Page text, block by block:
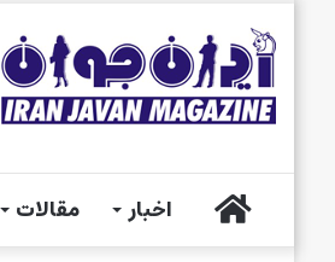
خانه اخبار مقالات